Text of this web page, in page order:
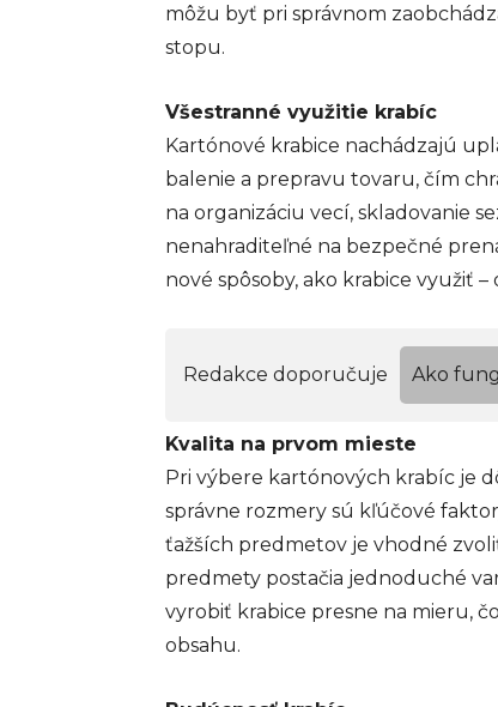
môžu byť pri správnom
stopu.
Všestranné využitie krabíc
Kartónové krabice nachádzajú
balenie a prepravu tovaru, čím
na organizáciu vecí, skladovanie
nenahraditeľné na bezpečné
nové spôsoby, ako krabice využiť
Redakce doporučuje Ako
Kvalita na prvom mieste
Pri výbere kartónových krabíc je
správne rozmery sú kľúčové
ťažších predmetov je vhodné
predmety postačia jednoduché
vyrobiť krabice presne na mieru,
obsahu.